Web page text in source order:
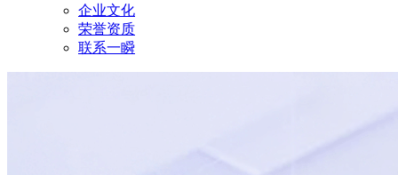
企业文化
荣誉资质
联系一瞬